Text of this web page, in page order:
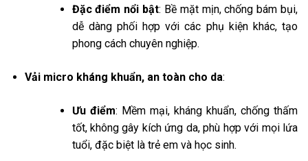
Đặc điểm nổi bật: Bề mặt mịn, chống bám bụi,
dễ dàng phối hợp với các phụ kiện khác, tạo
phong cách chuyên nghiệp.
Vải micro kháng khuẩn, an toàn cho da:
Ưu điểm: Mềm mại, kháng khuẩn, chống thấm
tốt, không gây kích ứng da, phù hợp với mọi lứa
tuổi, đặc biệt là trẻ em và học sinh.